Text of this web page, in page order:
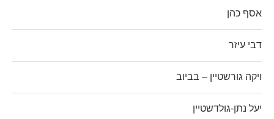
אסף כהן
דבי עיזר
ויקה גורשטיין – בביוב
יעל נתן-גולדשטיין